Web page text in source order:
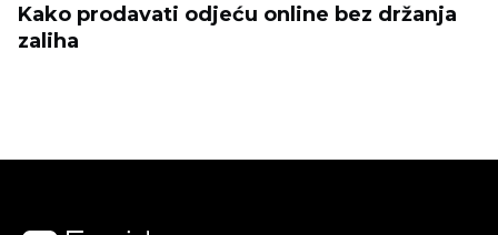
Kako prodavati odjeću online bez držanja
zaliha